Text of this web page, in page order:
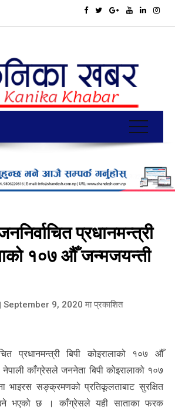
प्रधानमन्त्री
१०७ औँ जन्मजयन्ती
September 9, 2020 मा प्रकाशित
प्रधानमन्त्री बिपी कोइरालाको १०७ औँ
काँग्रेसले जननेता बिपी कोइरालाको १०७
भाइरस सङ्क्रमणको प्रतिकूलताबाट सुरक्षित
भएको छ । काँग्रेसले यही साताका फरक